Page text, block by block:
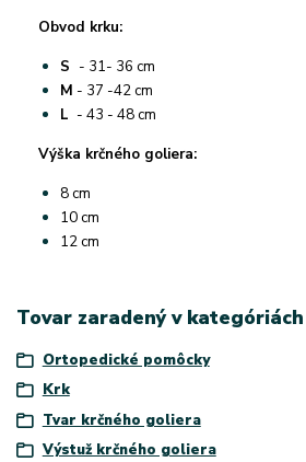
Obvod krku:
S - 31- 36 cm
M - 37 -42 cm
L - 43 - 48 cm
Výška krčného goliera:
8 cm
10 cm
12 cm
Tovar zaradený v kategóriách
Ortopedické pomôcky
Krk
Tvar krčného goliera
Výstuž krčného goliera